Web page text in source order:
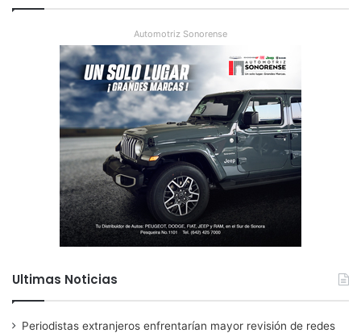
Automotriz Sonorense
Ultimas Noticias
Periodistas extranjeros enfrentarían mayor revisión de redes